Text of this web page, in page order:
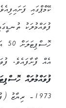
ކޭމްޕްގައި
ފުވައްމުލަކު
އެއް ފާށާފައެވެ.
ފުވައްމުލައް
1973- ރިޔާޒު (ފުނާޑު ކިޔާ ގޭގައި) ފެށުން